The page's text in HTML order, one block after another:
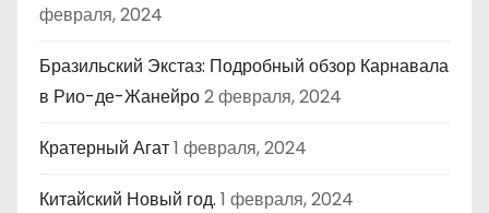
февраля, 2024
Бразильский Экстаз: Подробный обзор Карнавала
в Рио-де-Жанейро2 февраля, 2024
Кратерный Агат1 февраля, 2024
Китайский Новый год. 1 февраля, 2024